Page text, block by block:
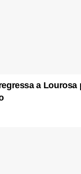
a Lourosa